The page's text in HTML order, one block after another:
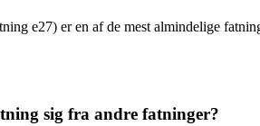
e27) er en af de mest almindelige
sig fra andre fatninger?